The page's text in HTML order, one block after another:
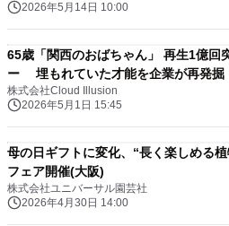
2026年5月14日 10:00
65歳「関西のおばちゃん」 再生1億回
ー 埋もれていた才能を企業が再発
株式会社Cloud Illusion
2026年5月1日 15:45
母の日ギフトに変化、“長く楽しめる
フェア開催(大阪)
株式会社ユニバーサル園芸社
2026年4月30日 14:00